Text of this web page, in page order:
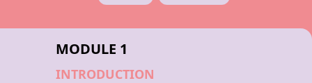
MODULE 1
INTRODUCTION